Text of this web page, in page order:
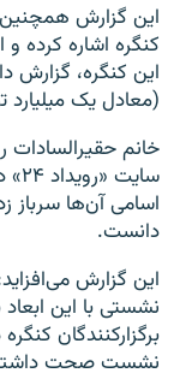
این گزارش
کنگره اشاره کرده
(معادل یک
خانم
اسامی آن‌ها سرباز
دانست.
این گزارش
نشستی با این